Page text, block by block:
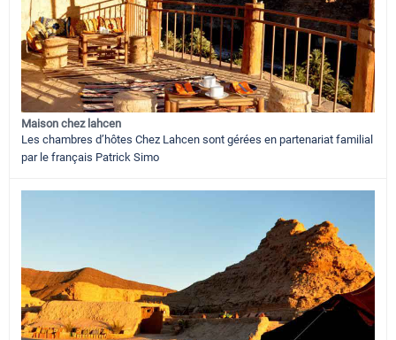
Maison chez lahcen
Les chambres d’hôtes Chez Lahcen sont gérées en partenariat familial
par le français Patrick Simo